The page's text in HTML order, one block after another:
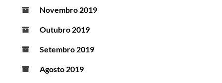
Novembro 2019
Outubro 2019
Setembro 2019
Agosto 2019